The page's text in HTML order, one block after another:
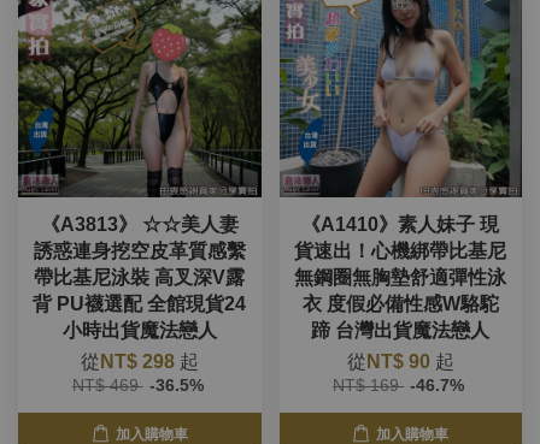
《A3813》 ☆☆美人妻
誘惑連身挖空皮革質感繫
帶比基尼泳裝 高叉深V露
背 PU襪選配 全館現貨24
小時出貨魔法戀人
從 NT$ 298 起
NT$ 469 -36.5%
加入購物車
《A1410》素人妹子 現
貨速出！心機綁帶比基尼
無鋼圈無胸墊舒適彈性泳
衣 度假必備性感W駱駝
蹄 台灣出貨魔法戀人
從 NT$ 90 起
NT$ 169 -46.7%
加入購物車